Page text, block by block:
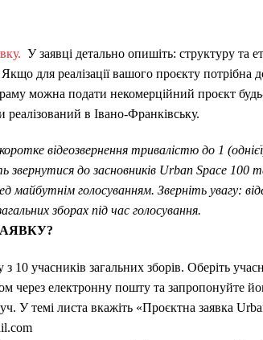
У заявці детально опишіть: структуру та
для реалізації вашого проєкту потрібна
можна подати некомерційний проєкт
в Івано-Франківську.
відеозвернення тривалістю до 1
до засновників Urban Space 100
майбутнім голосуванням. Зверніть увагу:
зборах під час голосування.
10 учасників загальних зборів. Оберіть
через електронну пошту та запропонуйте
У темі листа вкажіть «Проєктна заявка